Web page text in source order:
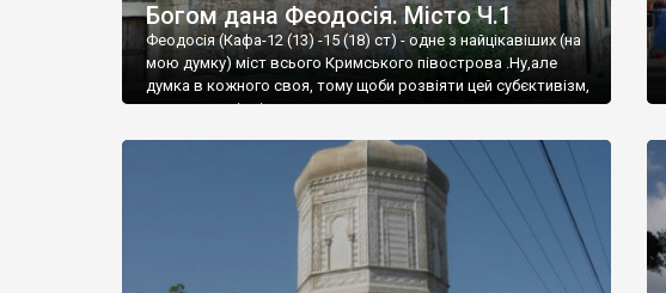
Богом дана Феодосія. Місто Ч.1
Феодосія (Кафа-12 (13) -15 (18) ст) - одне з найцікавіших (на
мою думку) міст всього Кримського півострова .Ну,але
думка в кожного своя, тому щоби розвіяти цей субєктивізм,
запрошую відвідати це